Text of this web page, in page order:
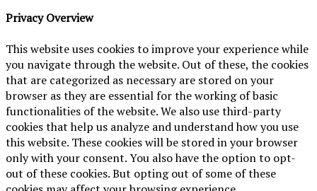
Privacy Overview
This website uses cookies to improve your experience while
you navigate through the website. Out of these, the cookies
that are categorized as necessary are stored on your
browser as they are essential for the working of basic
functionalities of the website. We also use third-party
cookies that help us analyze and understand how you use
this website. These cookies will be stored in your browser
only with your consent. You also have the option to opt-
out of these cookies. But opting out of some of these